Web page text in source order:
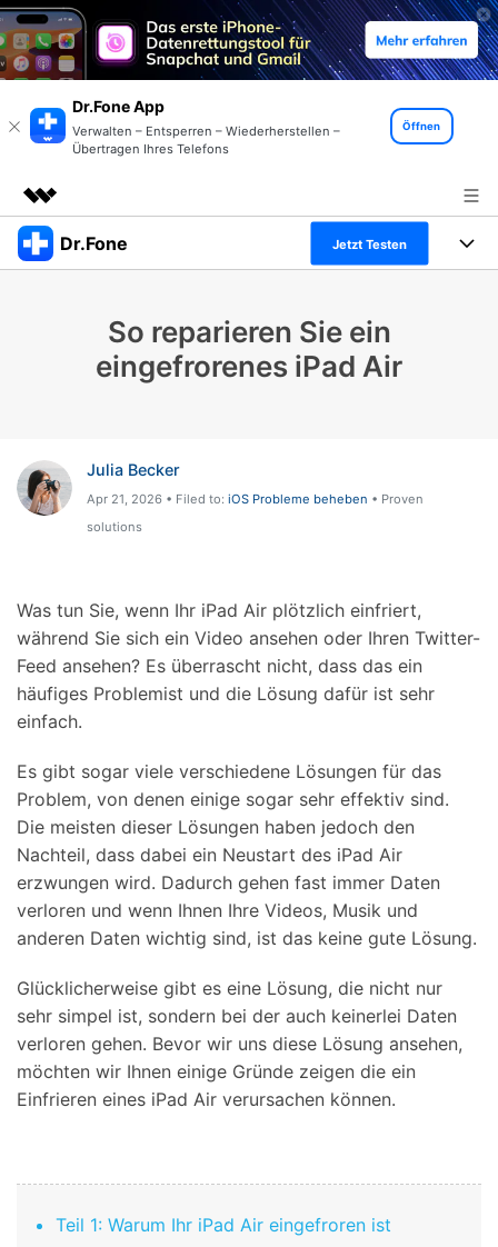
Dr.Fone App
Verwalten – Entsperren – Wiederherstellen –
Übertragen Ihres Telefons
Öffnen
Top-Produkte
Dienstprogramme
Shop
Support
Dr.Fone Jetzt Testen
Alles-in-einem-Toolkit
Ressourcen & Lernen
Hilfe und Unterstützung erhalten
Android 16 FRP-Umgehung
Suchen
So reparieren Sie ein
eingefrorenes iPad Air
Julia Becker
Apr 21, 2026 • Filed to: iOS Probleme beheben • Proven
solutions
Was tun Sie, wenn Ihr iPad Air plötzlich einfriert,
während Sie sich ein Video ansehen oder Ihren Twitter-
Feed ansehen? Es überrascht nicht, dass das ein
häufiges Problemist und die Lösung dafür ist sehr
einfach.
Es gibt sogar viele verschiedene Lösungen für das
Problem, von denen einige sogar sehr effektiv sind.
Die meisten dieser Lösungen haben jedoch den
Nachteil, dass dabei ein Neustart des iPad Air
erzwungen wird. Dadurch gehen fast immer Daten
verloren und wenn Ihnen Ihre Videos, Musik und
anderen Daten wichtig sind, ist das keine gute Lösung.
Glücklicherweise gibt es eine Lösung, die nicht nur
sehr simpel ist, sondern bei der auch keinerlei Daten
verloren gehen. Bevor wir uns diese Lösung ansehen,
möchten wir Ihnen einige Gründe zeigen die ein
Einfrieren eines iPad Air verursachen können.
Teil 1: Warum Ihr iPad Air eingefroren ist